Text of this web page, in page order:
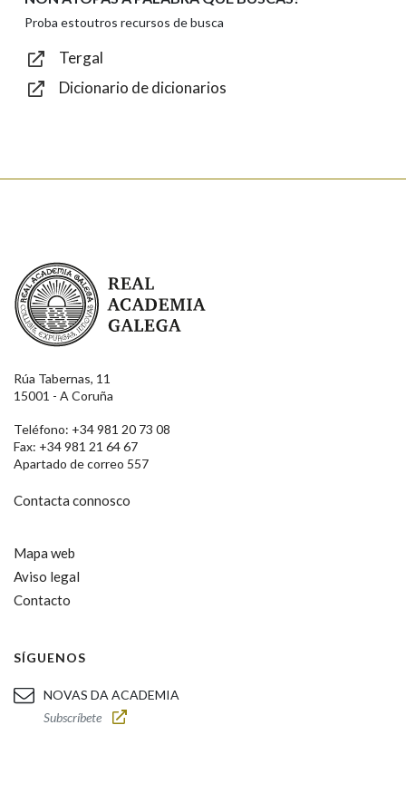
Texto de verificación
Proba estoutros recursos de busca
Tergal
Dicionario de dicionarios
Real Academia Galega
Rúa Tabernas, 11
15001 - A Coruña
Teléfono: +34 981 20 73 08
Fax: +34 981 21 64 67
Apartado de correo 557
Contacta connosco
Mapa web
Aviso legal
Contacto
SÍGUENOS
NOVAS DA ACADEMIA
Subscríbete